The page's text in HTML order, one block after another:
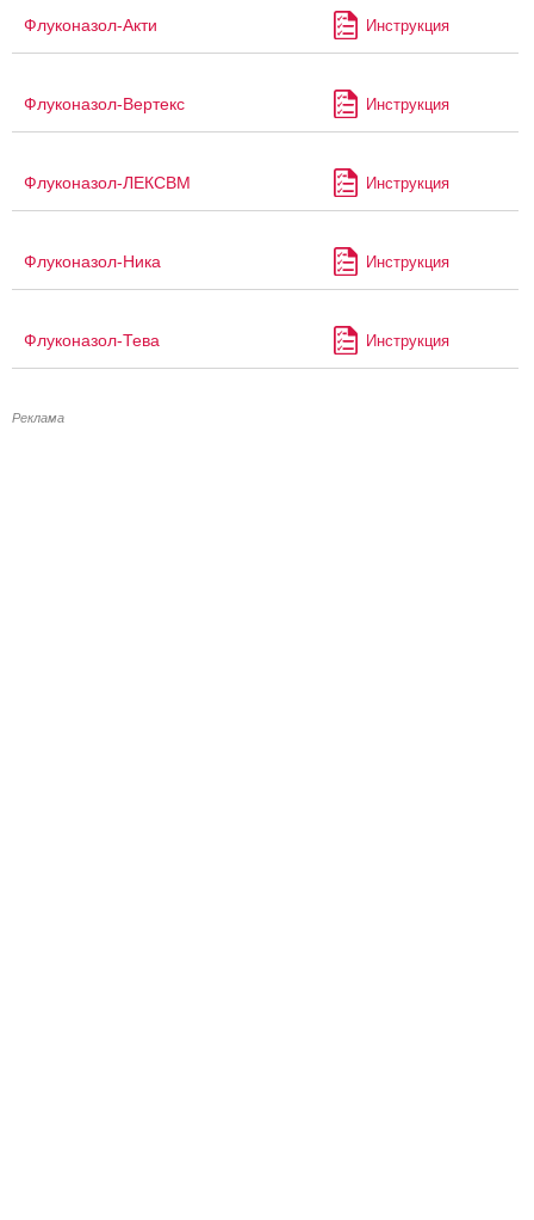
Флуконазол-Акти Инструкция
Флуконазол-Вертекс Инструкция
Флуконазол-ЛЕКСВМ Инструкция
Флуконазол-Ника Инструкция
Флуконазол-Тева Инструкция
Реклама